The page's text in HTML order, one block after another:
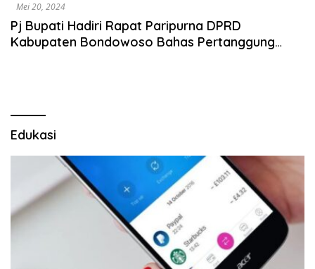
Mei 20, 2024
Pj Bupati Hadiri Rapat Paripurna DPRD
Kabupaten Bondowoso Bahas Pertanggung
Edukasi